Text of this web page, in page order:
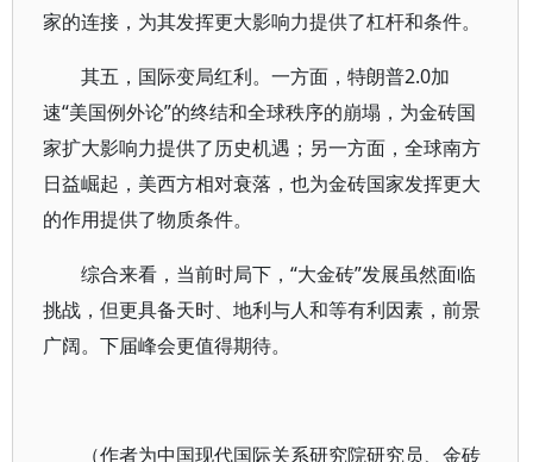
家的连接，为其发挥更大影响力提供了杠杆和条件。
其五，国际变局红利。一方面，特朗普2.0加
速“美国例外论”的终结和全球秩序的崩塌，为金砖国
家扩大影响力提供了历史机遇；另一方面，全球南方
日益崛起，美西方相对衰落，也为金砖国家发挥更大
的作用提供了物质条件。
综合来看，当前时局下，“大金砖”发展虽然面临
挑战，但更具备天时、地利与人和等有利因素，前景
广阔。下届峰会更值得期待。
（作者为中国现代国际关系研究院研究员、金砖